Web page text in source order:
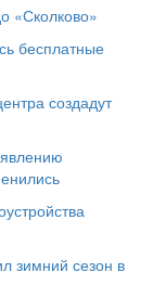
«Сколково»
бесплатные
создадут
зимний сезон в